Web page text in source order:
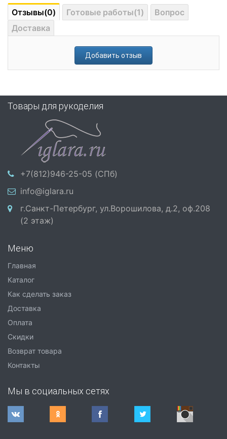
Отзывы(0) Готовые работы(1)
Вопрос
Доставка
Добавить отзыв
Товары для рукоделия
+7(812)946-25-05 (СПб)
info@iglara.ru
г.Санкт-Петербург, ул.Ворошилова, д.2, оф.208
(2 этаж)
Меню
Главная
Каталог
Как сделать заказ
Доставка
Оплата
Скидки
Возврат товара
Контакты
Мы в социальных сетях